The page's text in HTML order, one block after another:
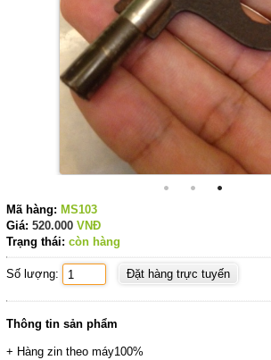
Mã hàng: MS103
Giá: 520.000 VNĐ
Trạng thái: còn hàng
Số lượng:
Thông tin sản phẩm
+ Hàng zin theo máy100%